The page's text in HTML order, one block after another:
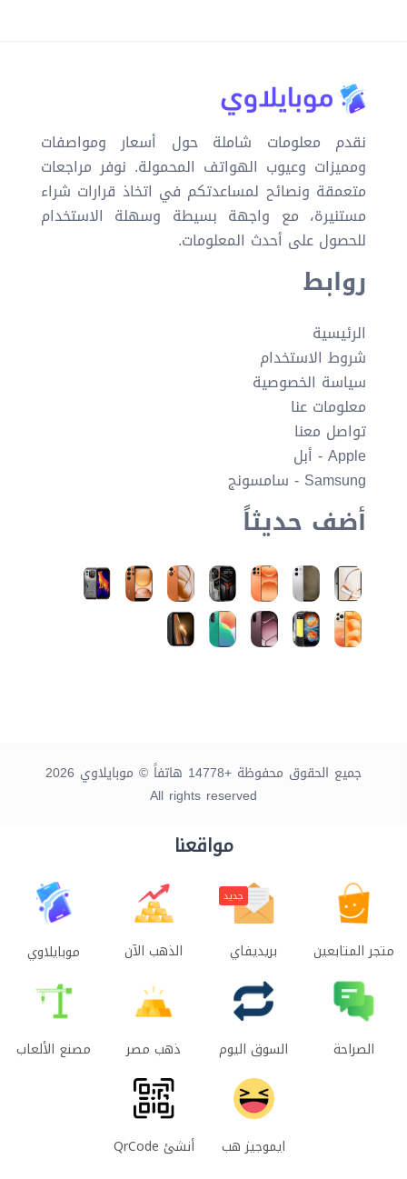
نقدم معلومات شاملة حول أسعار ومواصفات
ومميزات وعيوب الهواتف المحمولة. نوفر مراجعات
متعمقة ونصائح لمساعدتكم في اتخاذ قرارات شراء
مستنيرة، مع واجهة بسيطة وسهلة الاستخدام
للحصول على أحدث المعلومات.
روابط
الرئيسية
شروط الاستخدام
سياسة الخصوصية
معلومات عنا
تواصل معنا
Apple - أبل
Samsung - سامسونج
أضف حديثاً
جميع الحقوق محفوظة +14778 هاتفاً © موبايلاوي 2026
All rights reserved